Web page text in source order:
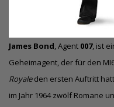
James Bond, Agent 007, ist
Geheimagent, der für den
Royaleden ersten Auftritt
im Jahr 1964 zwölf Romane